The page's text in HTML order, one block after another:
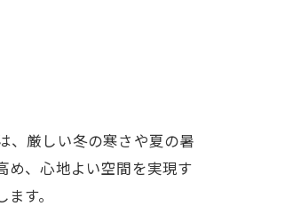
、厳しい冬の寒さや夏の暑
め、心地よい空間を実現す
す。